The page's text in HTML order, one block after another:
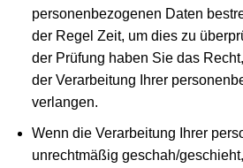
personenbezogenen Daten
der Regel Zeit, um dies zu
der Prüfung haben Sie das
der Verarbeitung Ihrer
verlangen.
Wenn die Verarbeitung Ihrer
unrechtmäßig geschah/